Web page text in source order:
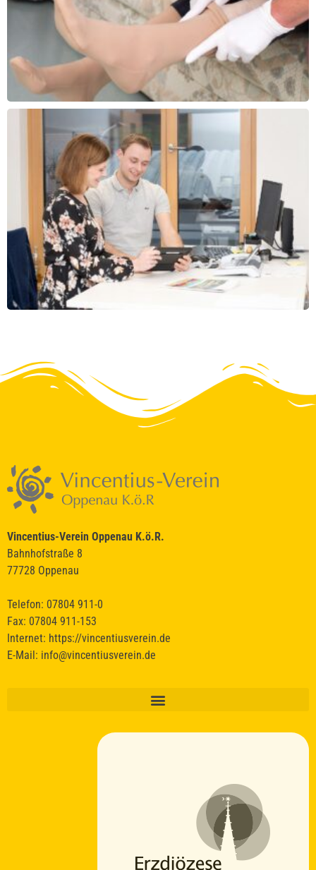
Vincentius-Verein Oppenau K.ö.R.
Bahnhofstraße 8
77728 Oppenau
Telefon: 07804 911-0
Fax: 07804 911-153
Internet: https://vincentiusverein.de
E-Mail: info@vincentiusverein.de